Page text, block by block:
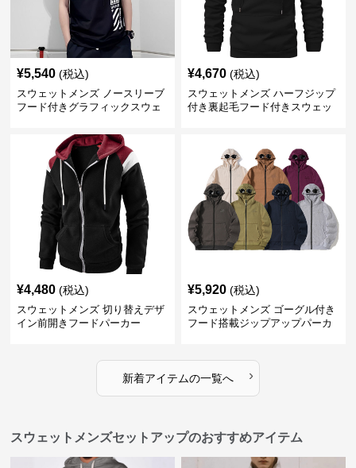
¥5,540 (税込)
スウェットメンズ ノースリーブ
フード付きグラフィックスウェ
¥4,670 (税込)
スウェットメンズ ハーフジップ
付き裏起毛フード付きスウェッ
¥4,480 (税込)
スウェットメンズ 切り替えデザ
イン前開きフードパーカー
¥5,920 (税込)
スウェットメンズ ゴーグル付き
フード搭載ジップアップパーカ
新着アイテムの一覧へ ›
スウェットメンズセットアップのおすすめアイテム